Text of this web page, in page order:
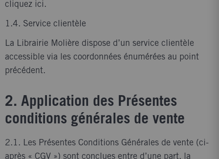
cliquez ici .
1.4. Service clientèle
La Librairie Molière dispose d’un service clientèle
accessible via les coordonnées énumérées au point
précédent.
2. Application des Présentes
conditions générales de vente
2.1. Les Présentes Conditions Générales de vente (ci-
après « CGV ») sont conclues entre d’une part, la